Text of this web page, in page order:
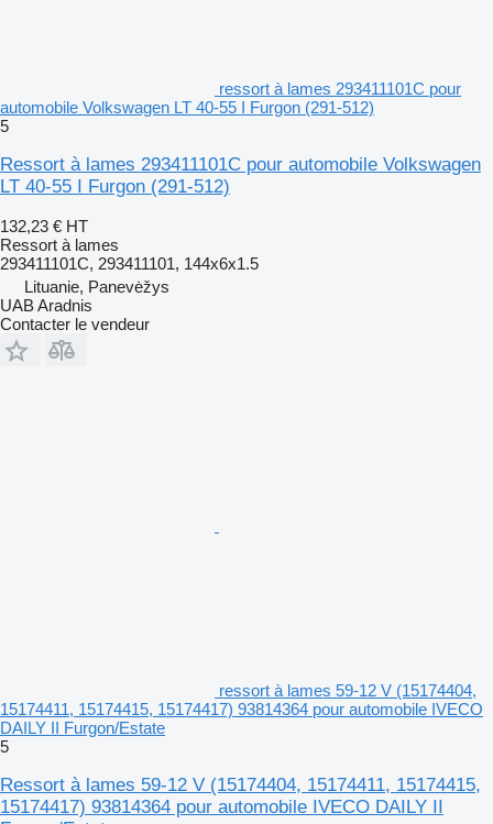
ressort à lames 293411101C pour
automobile Volkswagen LT 40-55 I Furgon (291-512)
5
Ressort à lames 293411101C pour automobile Volkswagen
LT 40-55 I Furgon (291-512)
132,23 € HT
Ressort à lames
293411101C, 293411101, 144x6x1.5
Lituanie, Panevėžys
UAB Aradnis
Contacter le vendeur
ressort à lames 59-12 V (15174404,
15174411, 15174415, 15174417) 93814364 pour automobile IVECO
DAILY II Furgon/Estate
5
Ressort à lames 59-12 V (15174404, 15174411, 15174415,
15174417) 93814364 pour automobile IVECO DAILY II